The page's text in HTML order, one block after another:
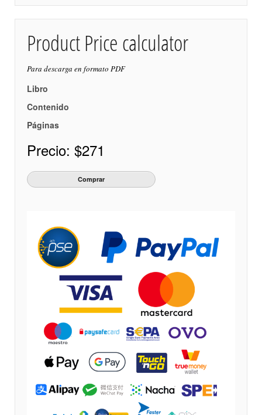
Product Price calculator
Para descarga en formato PDF
Libro
Contenido
Páginas
Precio: $271